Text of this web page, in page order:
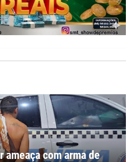
ameaça com arma de